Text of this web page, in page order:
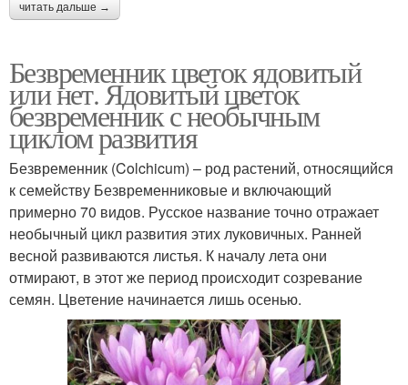
читать дальше →
Безвременник цветок ядовитый
или нет. Ядовитый цветок
безвременник с необычным
циклом развития
Безвременник (Colchicum) – род растений, относящийся
к семейству Безвременниковые и включающий
примерно 70 видов. Русское название точно отражает
необычный цикл развития этих луковичных. Ранней
весной развиваются листья. К началу лета они
отмирают, в этот же период происходит созревание
семян. Цветение начинается лишь осенью.